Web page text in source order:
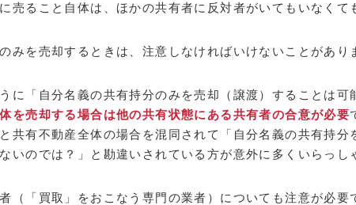
売ること自体は、ほかの共有者に反対者がいてもいなくて
みを売却するときは、注意しなければいけないことがあり
に「自分名義の共有持分のみを売却（譲渡）することは可
を売却する場合は他の共有状態にある共有者の合意が必要
共有不動産全体の場合を混同されて「自分名義の共有持
いのでは？」と勘違いされている方が意外に多くいらっし
（「買取」をおこなう専門の業者）についても注意が必要